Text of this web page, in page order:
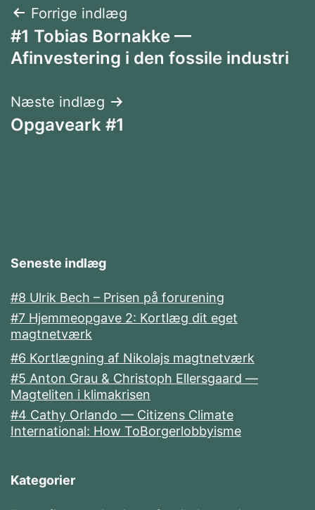
Indlægsnavigation
Forrige indlæg
#1 Tobias Bornakke —
Afinvestering i den fossile industri
Næste indlæg
Opgaveark #1
Seneste indlæg
#8 Ulrik Bech – Prisen på forurening
#7 Hjemmeopgave 2: Kortlæg dit eget
magtnetværk
#6 Kortlægning af Nikolajs magtnetværk
#5 Anton Grau & Christoph Ellersgaard —
Magteliten i klimakrisen
#4 Cathy Orlando — Citizens Climate
International: How ToBorgerlobbyisme
Kategorier